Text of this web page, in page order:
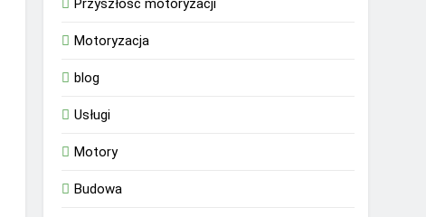
Przyszłość motoryzacji
Motoryzacja
blog
Usługi
Motory
Budowa